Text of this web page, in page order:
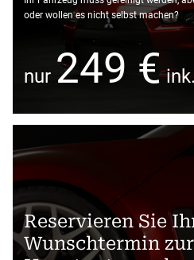
oder wollen es nicht selbst machen?
nur 249 €
Reservieren Sie
Wunschtermin zur